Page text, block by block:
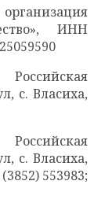
ИНН
с. Власиха,
с. Власиха,
553983;